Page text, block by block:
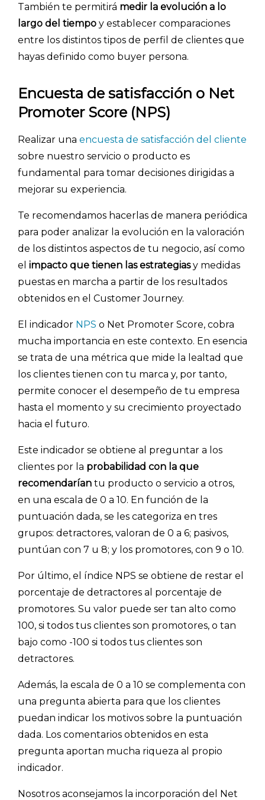
También te permitirá medir la evolución a lo
largo del tiempo y establecer comparaciones
entre los distintos tipos de perfil de clientes que
hayas definido como buyer persona.
Encuesta de satisfacción o Net
Promoter Score (NPS)
Realizar una encuesta de satisfacción del cliente
sobre nuestro servicio o producto es
fundamental para tomar decisiones dirigidas a
mejorar su experiencia.
Te recomendamos hacerlas de manera periódica
para poder analizar la evolución en la valoración
de los distintos aspectos de tu negocio, así como
el impacto que tienen las estrategiasy medidas
puestas en marcha a partir de los resultados
obtenidos en el Customer Journey.
El indicador NPS o Net Promoter Score, cobra
mucha importancia en este contexto. En esencia
se trata de una métrica que mide la lealtad que
los clientes tienen con tu marca y, por tanto,
permite conocer el desempeño de tu empresa
hasta el momento y su crecimiento proyectado
hacia el futuro.
Este indicador se obtiene al preguntar a los
clientes por la probabilidad con la que
recomendarían tu producto o servicio a otros,
en una escala de 0 a 10. En función de la
puntuación dada, se les categoriza en tres
grupos: detractores, valoran de 0 a 6; pasivos,
puntúan con 7 u 8; y los promotores, con 9 o 10.
Por último, el índice NPS se obtiene de restar el
porcentaje de detractores al porcentaje de
promotores. Su valor puede ser tan alto como
100, si todos tus clientes son promotores, o tan
bajo como -100 si todos tus clientes son
detractores.
Además, la escala de 0 a 10 se complementa con
una pregunta abierta para que los clientes
puedan indicar los motivos sobre la puntuación
dada. Los comentarios obtenidos en esta
pregunta aportan mucha riqueza al propio
indicador.
Nosotros aconsejamos la incorporación del Net